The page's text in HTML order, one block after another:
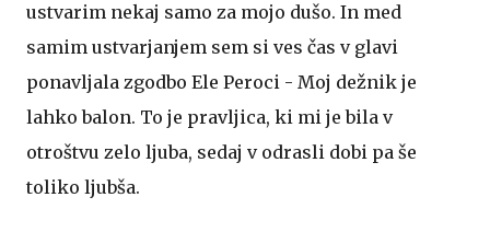
ustvarim nekaj samo za mojo dušo. In med
samim ustvarjanjem sem si ves čas v glavi
ponavljala zgodbo Ele Peroci - Moj dežnik je
lahko balon. To je pravljica, ki mi je bila v
otroštvu zelo ljuba, sedaj v odrasli dobi pa še
toliko ljubša.